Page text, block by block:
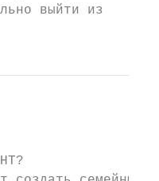
выйти из